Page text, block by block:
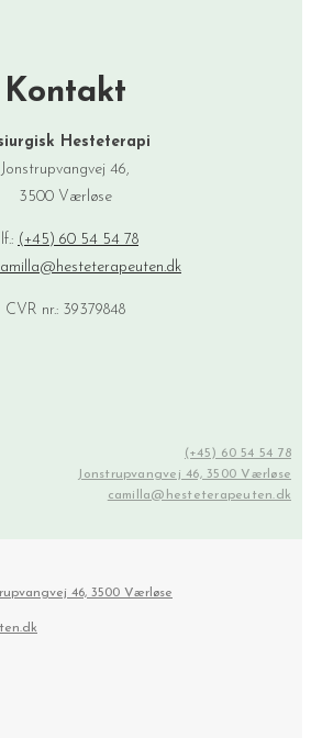
Kontakt
Hesteterapi
Jonstrupvangvej 46,
3500 Værløse
(+45) 60 54 54 78
CVR nr.: 39379848
(+45) 60 54 54 78
Jonstrupvangvej 46, 3500 Værløse
camilla@hesteterapeuten.dk
46, 3500 Værløse